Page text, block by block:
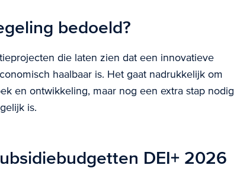
bedoeld?
die laten zien dat een innovatieve
haalbaar is. Het gaat nadrukkelijk om
en ontwikkeling, maar nog een extra stap nodig
is.
DEI+ 2026